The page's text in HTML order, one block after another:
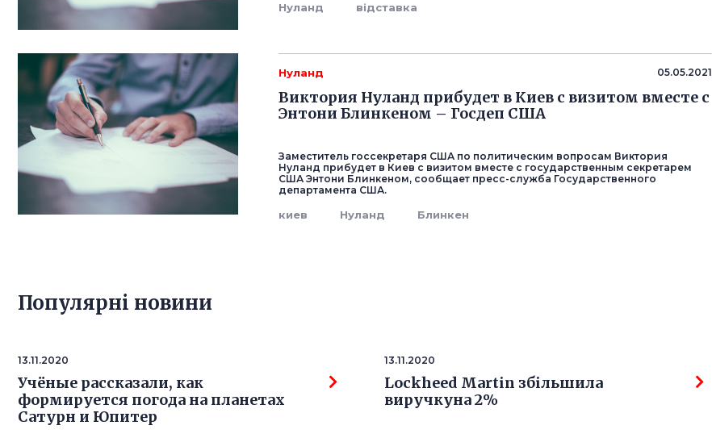
Нуланд відставка
Нуланд 05.05.2021
Виктория Нуланд прибудет в Киев с визитом вместе с
Энтони Блинкеном – Госдеп США
Заместитель госсекретаря США по политическим вопросам Виктория
Нуланд прибудет в Киев с визитом вместе с государственным секретарем
США Энтони Блинкеном, сообщает пресс-служба Государственного
департамента США.
киев Нуланд Блинкен
Популярнi новини
13.11.2020
Учёные рассказали, как
формируется погода на планетах
Сатурн и Юпитер
13.11.2020
Lockheed Martin збільшила
виручкуна 2%